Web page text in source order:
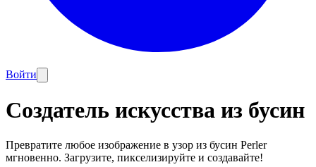
Войти
Создатель искусства из бусин
Превратите любое изображение в узор из бусин Perler
мгновенно. Загрузите, пикселизируйте и создавайте!